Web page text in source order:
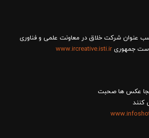
عنوان شرکت خلاق در معاونت علمی و فناوری
جمهوریwww.ircreative.isti.ir
عکس ها صحبت
کنند